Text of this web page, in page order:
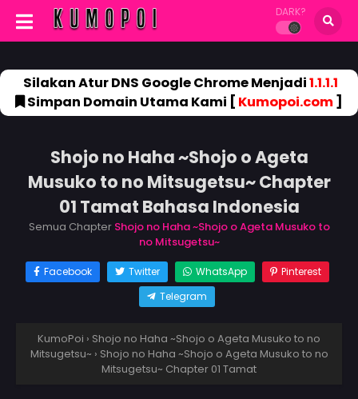
DARK?
Silakan Atur DNS Google Chrome Menjadi1.1.1.1
Simpan Domain Utama Kami [ Kumopoi.com]
Shojo no Haha ~Shojo o Ageta
Musuko to no Mitsugetsu~ Chapter
01 Tamat Bahasa Indonesia
Semua Chapter Shojo no Haha ~Shojo o Ageta Musuko to
no Mitsugetsu~
Facebook Twitter WhatsApp
Pinterest
Telegram
KumoPoi › Shojo no Haha ~Shojo o Ageta Musuko to no
Mitsugetsu~ › Shojo no Haha ~Shojo o Ageta Musuko to no
Mitsugetsu~ Chapter 01 Tamat